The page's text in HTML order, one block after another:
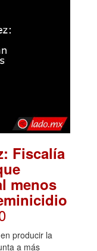
Fiscalía
menos
producir la
a más